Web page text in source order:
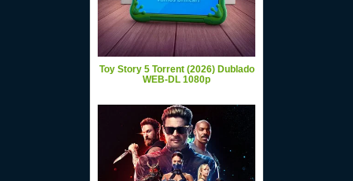
Toy Story 5 Torrent (2026) Dublado
WEB-DL 1080p